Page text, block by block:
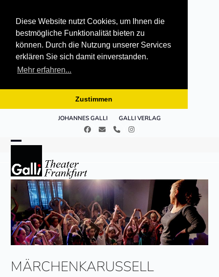
Diese Website nutzt Cookies, um Ihnen die
bestmögliche Funktionalität bieten zu
können. Durch die Nutzung unserer Services
erklären Sie sich damit einverstanden.
Mehr erfahren...
Zustimmen
JOHANNES GALLI GALLI VERLAG
Facebook
E- TelefonInstagram
mobile
menu
mobile
menu
MÄRCHENKARUSSELL